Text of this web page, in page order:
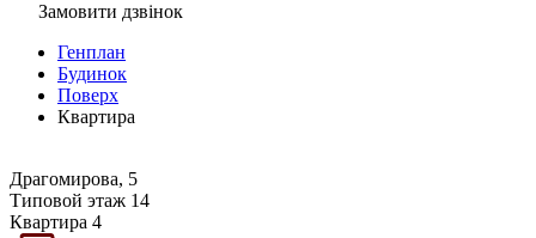
Замовити дзвінок
Генплан
Будинок
Поверх
Квартира
Драгомирова, 5
Типовой этаж 14
Квартира 4